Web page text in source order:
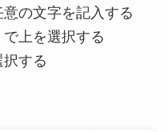
意の文字を記入する
で上を選択する
択する